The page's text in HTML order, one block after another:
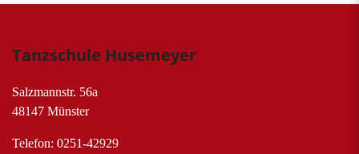
Tanzschule Husemeyer
Salzmannstr. 56a
48147 Münster
Telefon: 0251-42929